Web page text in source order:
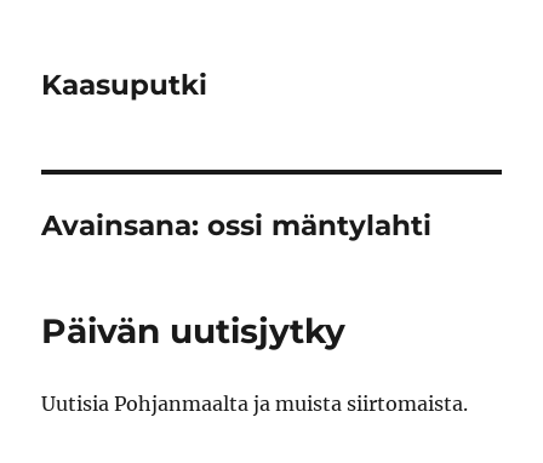
Kaasuputki
Avainsana:ossi mäntylahti
Päivän uutisjytky
Uutisia Pohjanmaalta ja muista siirtomaista.